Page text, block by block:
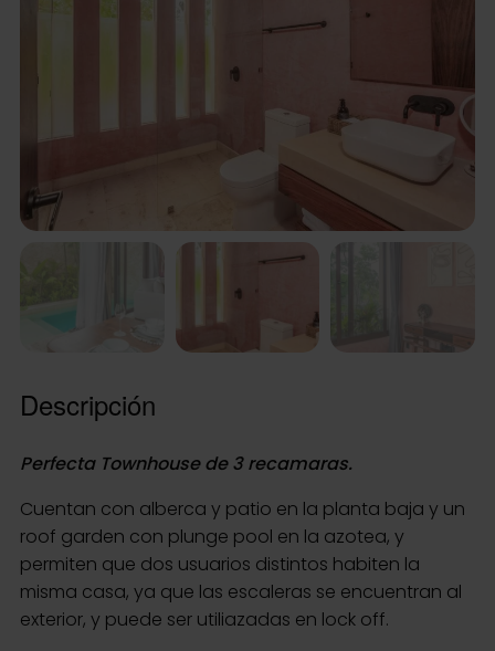
Descripción
Perfecta Townhouse de 3 recamaras.
Cuentan con alberca y patio en la planta baja y un
roof garden con plunge pool en la azotea, y
permiten que dos usuarios distintos habiten la
misma casa, ya que las escaleras se encuentran al
exterior, y puede ser utiliazadas en lock off.